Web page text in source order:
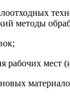
методы
рабочих
новых